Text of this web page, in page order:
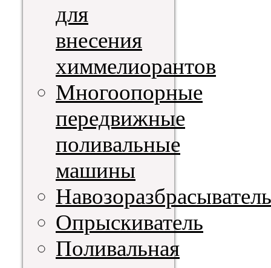
для
внесения
химмелиорантов
Многоопорные
передвижные
поливальные
машины
Навозоразбрасыватель
Опрыскиватель
Поливальная